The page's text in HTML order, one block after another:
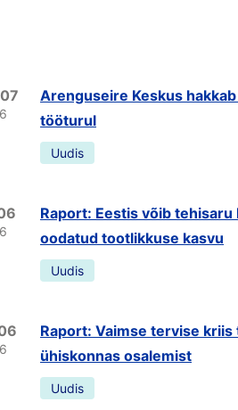
Arenguseire Keskus
tööturul
Uudis
Raport: Eestis võib
oodatud tootlikkuse kasvu
Uudis
Raport: Vaimse tervise
ühiskonnas osalemist
Uudis